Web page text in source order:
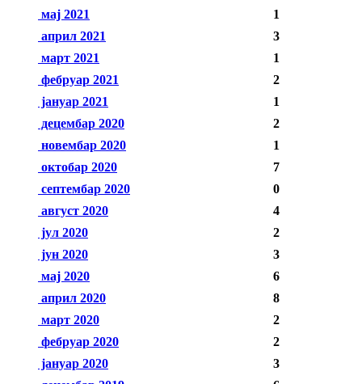
мај 2021
1
април 2021
3
март 2021
1
фебруар 2021
2
јануар 2021
1
децембар 2020
2
новембар 2020
1
октобар 2020
7
септембар 2020
0
август 2020
4
јул 2020
2
јун 2020
3
мај 2020
6
април 2020
8
март 2020
2
фебруар 2020
2
јануар 2020
3